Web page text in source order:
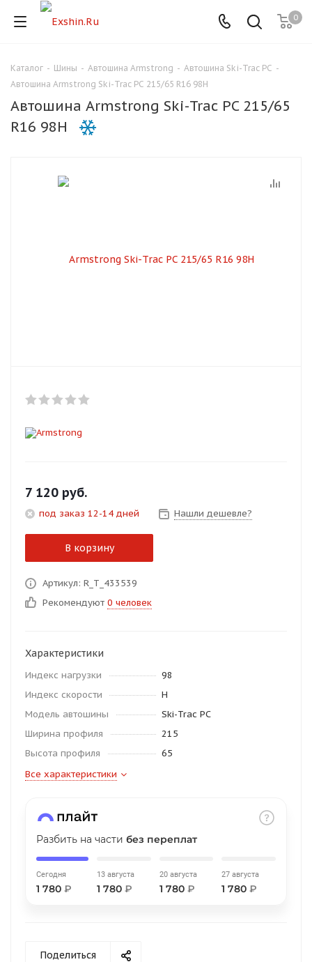
0
Каталог - Шины - Автошина Armstrong - Автошина Ski-Trac PC -
Автошина Armstrong Ski-Trac PC 215/65 R16 98H
Автошина Armstrong Ski-Trac PC 215/65
R16 98H
7 120 руб.
под заказ 12-14 дней Нашли дешевле?
В корзину
Артикул: R_T_433539
Рекомендуют 0 человек
Характеристики
Индекс нагрузки
98
Индекс скорости
H
Модель автошины
Ski-Trac PC
Ширина профиля
215
Высота профиля
65
Все характеристики
Разбить на части без переплат
Сегодня
1 780 ₽
13 августа
1 780 ₽
20 августа
1 780 ₽
27 августа
1 780₽
Поделиться
Для клиентов всех банков
Разбейте
оплатуна части
Оплачивайте сегодня только
Оставшиеся 75
% будут
списыватьсяс вашей карты
25%каждые 2 недели
Остались вопросы?
8 800 302-02-51
plait.ru